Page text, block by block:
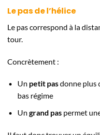
Le pas de l’hélice
Le pas correspond à la
tour.
Concrètement :
Un petit pasdonne plus
bas régime
Un grand paspermet